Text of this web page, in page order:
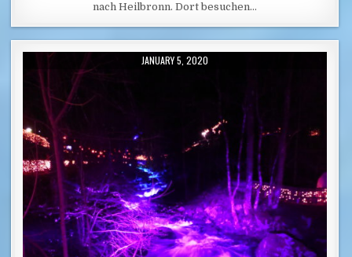
nach Heilbronn. Dort besuchen…
PUBLISHED DATE:
JANUARY 5, 2020